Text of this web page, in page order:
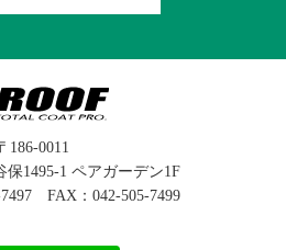
186-0011
保1495-1 ペアガーデン1F
FAX：042-505-7499